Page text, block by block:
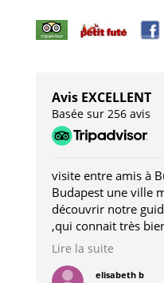
Avis EXCELLENT
Basée sur 256 avis
visite entre amis à
Budapest une ville
découvrir notre
,qui connait très
qui nous a permis
pour les
Lire la suite
elisabeth b